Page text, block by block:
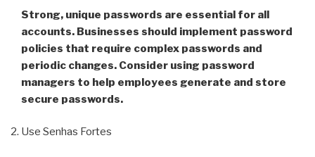
Strong, unique passwords are essential for all
accounts. Businesses should implement password
policies that require complex passwords and
periodic changes. Consider using password
managers to help employees generate and store
secure passwords.
Use Senhas Fortes